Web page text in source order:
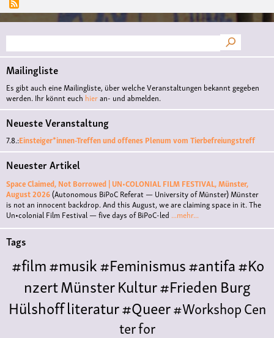
Suche
Mailingliste
Es gibt auch eine Mailingliste, über welche Veranstaltungen bekannt gegeben
werden. Ihr könnt euch hieran- und abmelden.
Neueste Veranstaltung
7.8.:Einsteiger*innen-Treffen und offenes Plenum vom Tierbefreiungstreff
Neuester Artikel
Space Claimed, Not Borrowed | UN•COLONIAL FILM FESTIVAL, Münster,
August 2026(Autonomous BiPoC Referat — University of Münster)Münster
is not an innocent backdrop. And this August, we are claiming space in it. The
Un•colonial Film Festival — five days of BiPoC-led ...mehr...
Tags
#film#musik#Feminismus#antifa#Ko
nzertMünsterKultur#FriedenBurg
Hülshoffliteratur#Queer#WorkshopCen
ter for